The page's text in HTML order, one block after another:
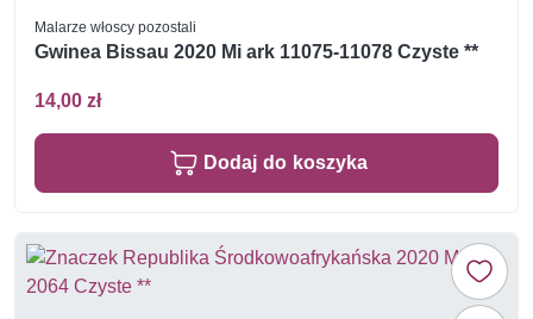
Malarze włoscy pozostali
Gwinea Bissau 2020 Mi ark 11075-11078 Czyste **
14,00 zł
Dodaj do koszyka